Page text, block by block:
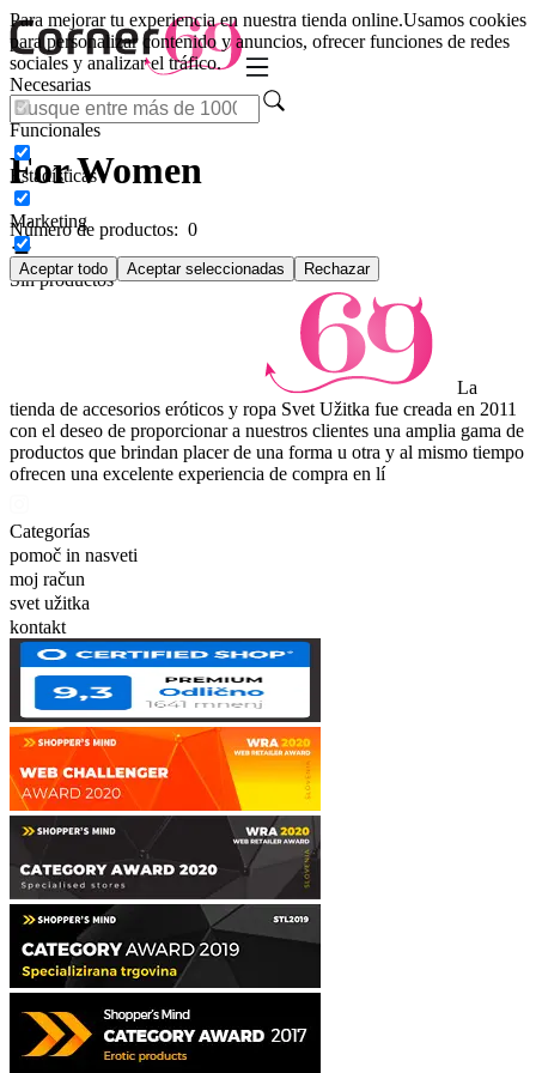
Para mejorar tu experiencia en nuestra tienda online.Usamos cookies
para personalizar contenido y anuncios, ofrecer funciones de redes
sociales y analizar el tráfico.
Necesarias
Funcionales
Estadísticas
Marketing
Aceptar todo Aceptar seleccionadas Rechazar
For Women
Número de productos: 0
Sin productos
La
tienda de accesorios eróticos y ropa Svet Užitka fue creada en 2011
con el deseo de proporcionar a nuestros clientes una amplia gama de
productos que brindan placer de una forma u otra y al mismo tiempo
ofrecen una excelente experiencia de compra en lí
Categorías
pomoč in nasveti
moj račun
svet užitka
kontakt